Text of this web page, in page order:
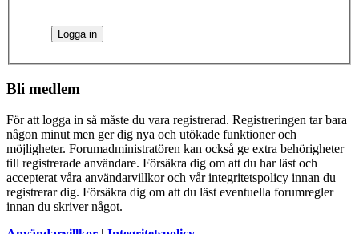
Bli medlem
För att logga in så måste du vara registrerad. Registreringen tar bara
någon minut men ger dig nya och utökade funktioner och
möjligheter. Forumadministratören kan också ge extra behörigheter
till registrerade användare. Försäkra dig om att du har läst och
accepterat våra användarvillkor och vår integritetspolicy innan du
registrerar dig. Försäkra dig om att du läst eventuella forumregler
innan du skriver något.